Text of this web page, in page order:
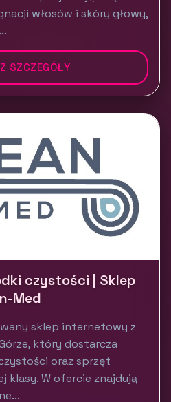
włosów i skóry głowy,
SZCZEGÓŁY
czystości | Sklep
Med
sklep internetowy z
który dostarcza
oraz sprzęt
klasy. W ofercie znajdują